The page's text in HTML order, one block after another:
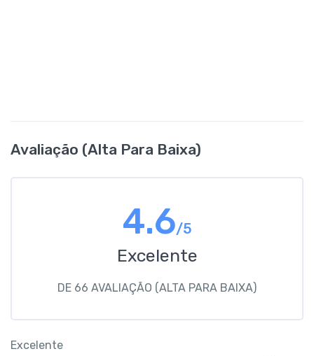
Avaliação (alta Para Baixa)
4.6/5
Excelente
DE 66 AVALIAÇÃO (ALTA PARA BAIXA)
Excelente